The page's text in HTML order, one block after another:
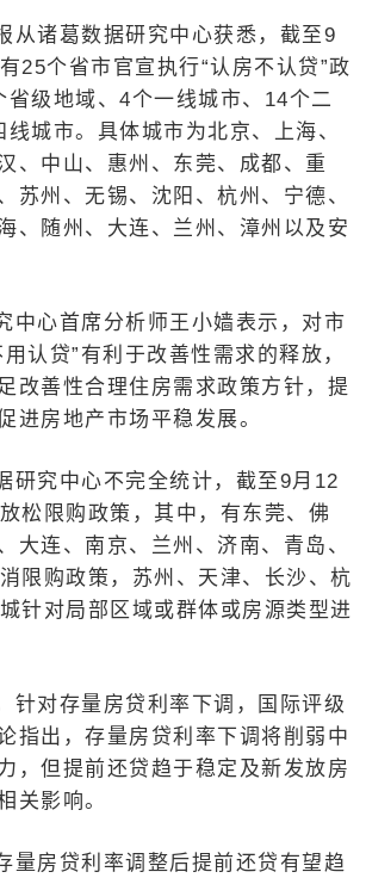
从诸葛数据研究中心获悉，截至9
25个省市官宣执行“认房不认贷”政
省级地域、4个一线城市、14个二
城市。具体城市为北京、上海、
、中山、惠州、东莞、成都、重
苏州、无锡、沈阳、杭州、宁德、
、随州、大连、兰州、漳州以及安
中心首席分析师王小嫱表示，对市
认贷”有利于改善性需求的释放，
改善性合理住房需求政策方针，提
进房地产市场平稳发展。
研究中心不完全统计，截至9月12
松限购政策，其中，有东莞、佛
大连、南京、兰州、济南、青岛、
限购政策，苏州、天津、长沙、杭
针对局部区域或群体或房源类型进
针对存量房贷利率下调，国际评级
指出，存量房贷利率下调将削弱中
，但提前还贷趋于稳定及新发放房
关影响。
量房贷利率调整后提前还贷有望趋